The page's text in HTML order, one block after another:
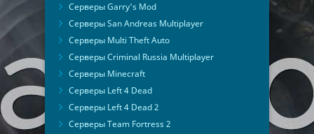
Серверы Garry's Mod
Серверы San Andreas Multiplayer
Серверы Multi Theft Auto
Серверы Criminal Russia Multiplayer
Серверы Minecraft
Серверы Left 4 Dead
Серверы Left 4 Dead 2
Серверы Team Fortress 2